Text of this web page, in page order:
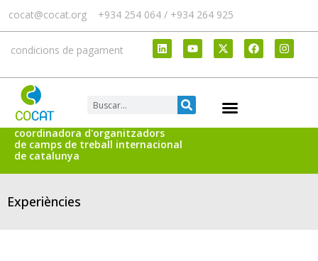
cocat@cocat.org +934 254 064 / +934 264 925
condicions de pagament
coordinadora d'organitzadors
de camps de treball internacional
de catalunya
Experiències